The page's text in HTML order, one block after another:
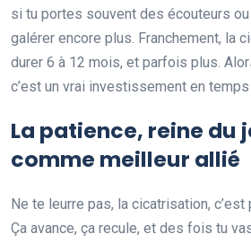
si tu portes souvent des écouteurs ou
galérer encore plus. Franchement, la
durer 6 à 12 mois, et parfois plus.
c’est un vrai investissement en
La patience, reine du
comme meilleur allié
Ne te leurre pas, la cicatrisation,
Ça avance, ça recule, et des fois tu